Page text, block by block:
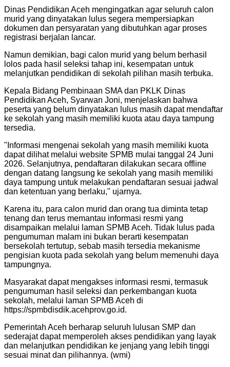
Dinas Pendidikan Aceh mengingatkan agar seluruh calon
murid yang dinyatakan lulus segera mempersiapkan
dokumen dan persyaratan yang dibutuhkan agar proses
registrasi berjalan lancar.
Namun demikian, bagi calon murid yang belum berhasil
lolos pada hasil seleksi tahap ini, kesempatan untuk
melanjutkan pendidikan di sekolah pilihan masih terbuka.
Kepala Bidang Pembinaan SMA dan PKLK Dinas
Pendidikan Aceh, Syarwan Joni, menjelaskan bahwa
peserta yang belum dinyatakan lulus masih dapat mendaftar
ke sekolah yang masih memiliki kuota atau daya tampung
tersedia.
"Informasi mengenai sekolah yang masih memiliki kuota
dapat dilihat melalui website SPMB mulai tanggal 24 Juni
2026. Selanjutnya, pendaftaran dilakukan secara offline
dengan datang langsung ke sekolah yang masih memiliki
daya tampung untuk melakukan pendaftaran sesuai jadwal
dan ketentuan yang berlaku," ujarnya.
Karena itu, para calon murid dan orang tua diminta tetap
tenang dan terus memantau informasi resmi yang
disampaikan melalui laman SPMB Aceh. Tidak lulus pada
pengumuman malam ini bukan berarti kesempatan
bersekolah tertutup, sebab masih tersedia mekanisme
pengisian kuota pada sekolah yang belum memenuhi daya
tampungnya.
Masyarakat dapat mengakses informasi resmi, termasuk
pengumuman hasil seleksi dan perkembangan kuota
sekolah, melalui laman SPMB Aceh di
https://spmbdisdik.acehprov.go.id.
Pemerintah Aceh berharap seluruh lulusan SMP dan
sederajat dapat memperoleh akses pendidikan yang layak
dan melanjutkan pendidikan ke jenjang yang lebih tinggi
sesuai minat dan pilihannya. (wmi)